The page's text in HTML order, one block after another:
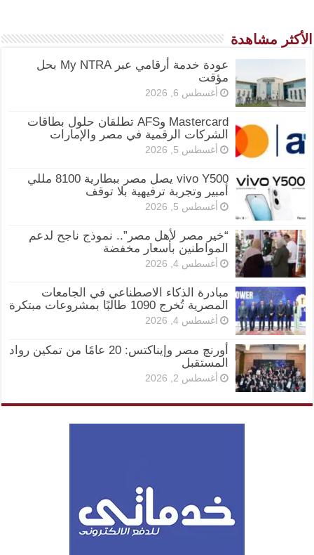
الأكثر مشاهدة
عودة خدمة أرقامي عبر My NTRA بحل
مؤقت
أغسطس 6, 2026
Mastercard وAFS تطلقان حلول بطاقات
الشركات الرقمية في مصر والإمارات
أغسطس 5, 2026
vivo Y500 يصل مصر ببطارية 8100 مللي
أمبير وتجربة ترفيهية بلا توقف
أغسطس 5, 2026
“خير مصر لأهل مصر”.. نموذج ناجح لدعم
المواطنين بأسعار مخفضة
أغسطس 4, 2026
مبادرة الذكاء الاصطناعي في الجامعات
المصرية تُخرج 1090 طالبًا بمشروعات مبتكرة
أغسطس 4, 2026
أورنچ مصر وإيناكتس: 20 عامًا من تمكين رواد
المستقبل
أغسطس 2, 2026